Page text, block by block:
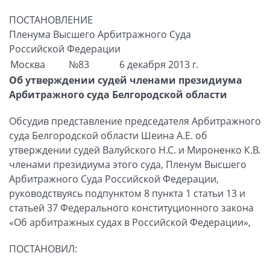
ПОСТАНОВЛЕНИЕ
Пленума Высшего Арбитражного Суда
Российской Федерации
Москва
№83
6 декабря 2013 г.
Об утверждении судей членами президиума
Арбитражного суда Белгородской области
Обсудив представление председателя Арбитражного
суда Белгородской области Шеина А.Е. об
утверждении судей Валуйского Н.С. и Мироненко К.В.
членами президиума этого суда, Пленум Высшего
Арбитражного Суда Российской Федерации,
руководствуясь подпунктом 8 пункта 1 статьи 13 и
статьей 37 Федерального конституционного закона
«Об арбитражных судах в Российской Федерации»,
ПОСТАНОВИЛ: